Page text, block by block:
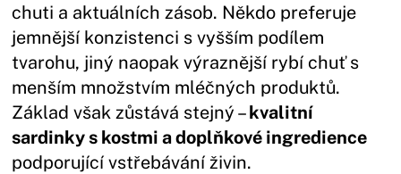
chuti a aktuálních zásob. Někdo preferuje
jemnější konzistenci s vyšším podílem
tvarohu, jiný naopak výraznější rybí chuť s
menším množstvím mléčných produktů.
Základ však zůstává stejný –kvalitní
sardinky s kostmi a doplňkové ingredience
podporující vstřebávání živin.